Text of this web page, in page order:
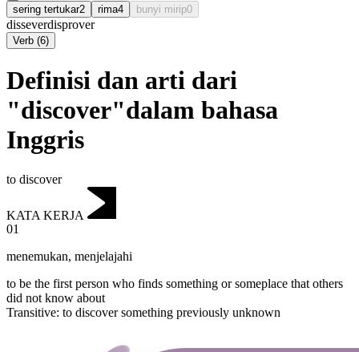
sering tertukar2 rima4 bunyi mirip0
disseverdisprover
Verb (6)
Definisi dan arti dari
"discover"dalam bahasa
Inggris
to discover
KATA KERJA
01
menemukan, menjelajahi
to be the first person who finds something or someplace that others
did not know about
Transitive: to discoversomething previously unknown